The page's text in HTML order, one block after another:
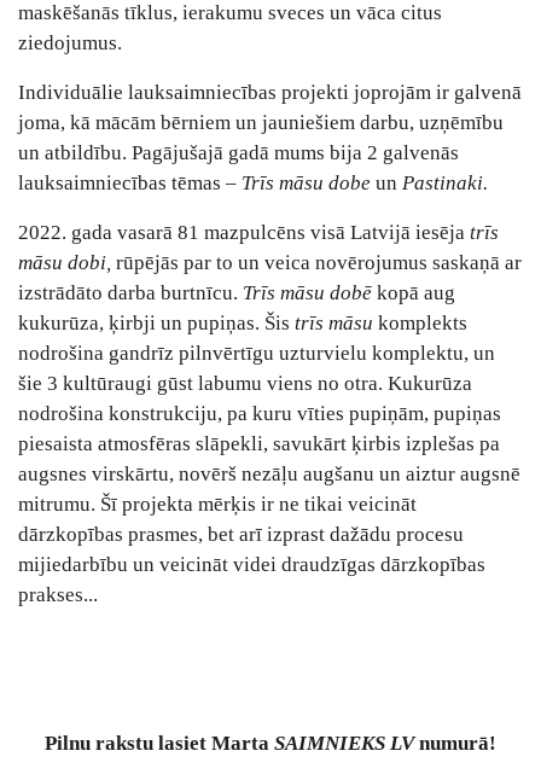
maskēšanās tīklus, ierakumu sveces un vāca citus
ziedojumus.
Individuālie lauksaimniecības projekti joprojām ir galvenā
joma, kā mācām bērniem un jauniešiem darbu, uzņēmību
un atbildību. Pagājušajā gadā mums bija 2 galvenās
lauksaimniecības tēmas – Trīs māsu dobe un Pastinaki.
2022. gada vasarā 81 mazpulcēns visā Latvijā iesēja trīs
māsu dobi, rūpējās par to un veica novērojumus saskaņā ar
izstrādāto darba burtnīcu. Trīs māsu dobē kopā aug
kukurūza, ķirbji un pupiņas. Šis trīs māsu komplekts
nodrošina gandrīz pilnvērtīgu uzturvielu komplektu, un
šie 3 kultūraugi gūst labumu viens no otra. Kukurūza
nodrošina konstrukciju, pa kuru vīties pupiņām, pupiņas
piesaista atmosfēras slāpekli, savukārt ķirbis izplešas pa
augsnes virskārtu, novērš nezāļu augšanu un aiztur augsnē
mitrumu. Šī projekta mērķis ir ne tikai veicināt
dārzkopības prasmes, bet arī izprast dažādu procesu
mijiedarbību un veicināt videi draudzīgas dārzkopības
prakses...
Pilnu rakstu lasiet Marta SAIMNIEKS LVnumurā!